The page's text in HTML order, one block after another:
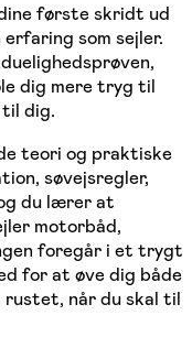
første skridt ud
som sejler.
dig mere tryg til
til dig.
teori og praktiske
søvejsregler,
du lærer at
motorbåd,
foregår i et trygt
for at øve dig både
rustet, når du skal til